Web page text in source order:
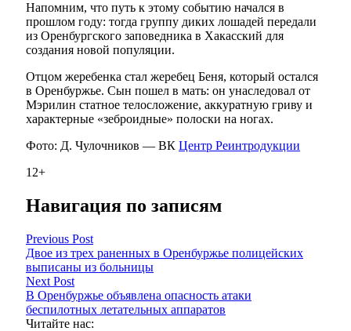
Напомним, что путь к этому событию начался в
прошлом году: тогда группу диких лошадей передали
из Оренбургского заповедника в Хакасский для
создания новой популяции.
Отцом жеребенка стал жеребец Беня, который остался
в Оренбуржье. Сын пошел в мать: он унаследовал от
Мэрилин статное телосложение, аккуратную гриву и
характерные «зеброидные» полоски на ногах.
Фото: Д. Чулочников — ВК Центр Реинтродукции
12+
Навигация по записям
Previous Post
Двое из трех раненных в Оренбуржье полицейских
выписаны из больницы
Next Post
В Оренбуржье объявлена опасность атаки
беспилотных летательных аппаратов
Читайте нас: